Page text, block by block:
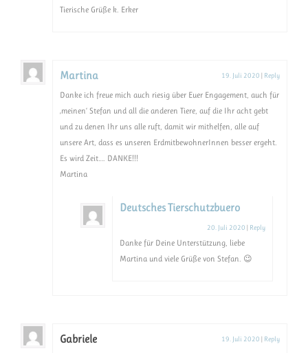
Tierische Grüße k. Erker
Martina 19. Juli 2020 | Reply
Danke ich freue mich auch riesig über Euer Engagement, auch für
‚meinen‘ Stefan und all die anderen Tiere, auf die Ihr acht gebt
und zu denen Ihr uns alle ruft, damit wir mithelfen, alle auf
unsere Art, dass es unseren ErdmitbewohnerInnen besser ergeht.
Es wird Zeit…. DANKE!!!
Martina
Deutsches Tierschutzbuero
20. Juli 2020 | Reply
Danke für Deine Unterstützung, liebe
Martina und viele Grüße von Stefan. 😉
Gabriele 19. Juli 2020 | Reply